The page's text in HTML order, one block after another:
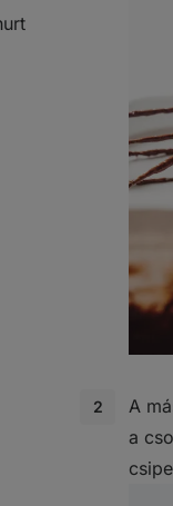
A
a